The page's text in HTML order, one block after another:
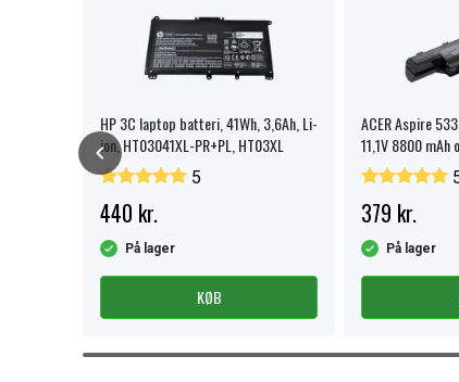
HP 3C laptop batteri, 41Wh, 3,6Ah, Li-
ion, HT03041XL-PR+PL, HT03XL
5
440 kr.
På lager
KØB
ACER Aspire
11,1V 8800 mAh
379 kr.
På lager
Item